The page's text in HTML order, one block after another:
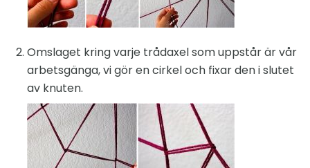
Omslaget kring varje trådaxel som uppstår är vår
arbetsgänga, vi gör en cirkel och fixar den i slutet
av knuten.